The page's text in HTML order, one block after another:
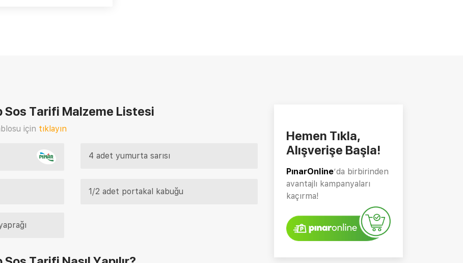
Sos Tarifi Malzeme Listesi
için tıklayın
4 adet yumurta sarısı
1/2 adet portakal kabuğu
Hemen Tıkla,
Alışverişe Başla!
PınarOnline’da birbirinden
avantajlı kampanyaları
kaçırma!